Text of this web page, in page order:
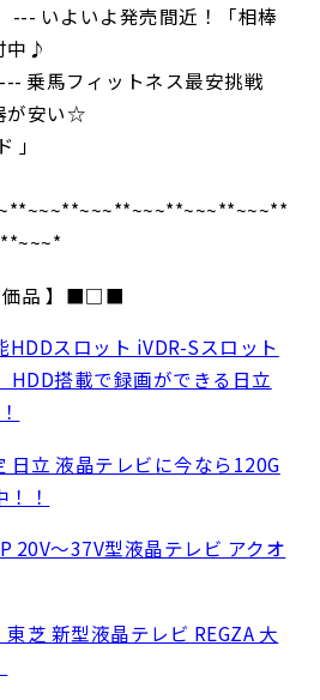
--- いよいよ発売間近！「相棒
中♪
乗馬フィットネス最安挑戦
が安い☆
」
価品 】■□■
スロット iVDR-Sスロット
HDD搭載で録画ができる日立
立 液晶テレビに今なら120G
！
20V～37V型液晶テレビ アクオ
芝 新型液晶テレビ REGZA 大